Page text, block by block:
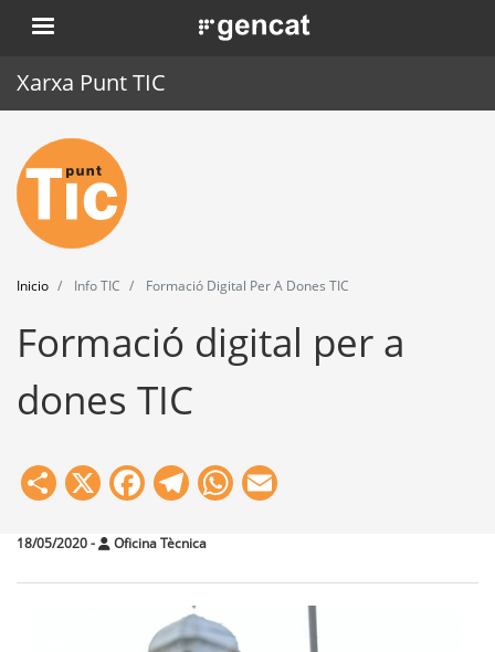
Pasar
al
. Obre en una nova finestra.
Xarxa Punt TIC
Inicio
Punt TIC
Actualidad
Agenda
Formación
Herramientas
Inicio Info TIC Formació Digital Per A Dones TIC
Formació digital per a
dones TIC
Share
X Facebook
Telegram
WhatsApp
18/05/2020- Oficina Tècnica